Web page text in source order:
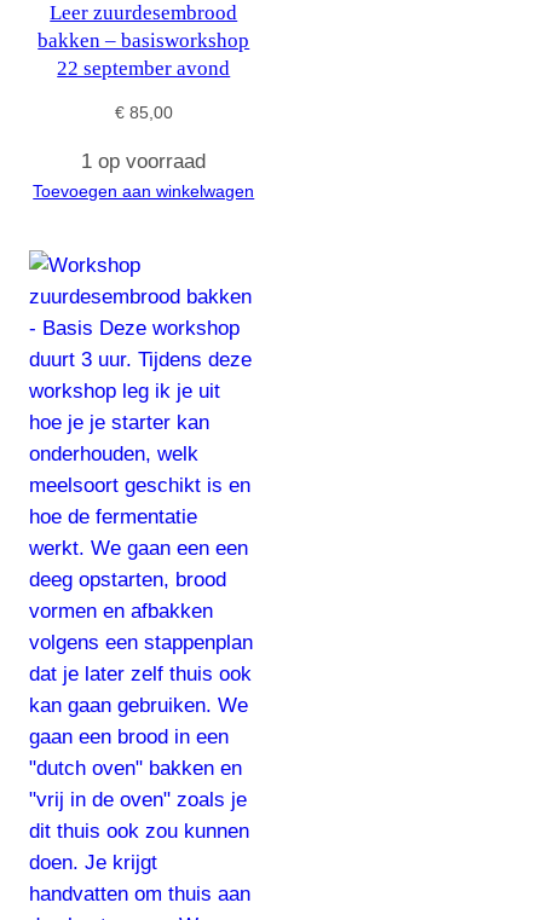
Leer zuurdesembrood
bakken – basisworkshop
22 september avond
€85,00
1 op voorraad
Toevoegen aan winkelwagen